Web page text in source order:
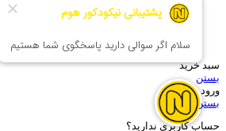
اکسسوری
آباژور رومیزی
سبد خرید
بستن
ورود
بستن
حساب کاربری ندارید؟